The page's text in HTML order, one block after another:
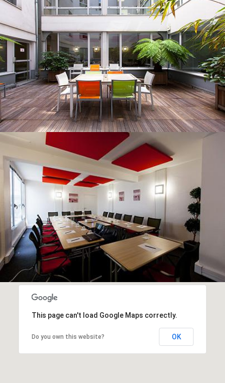
This page can't load Google Maps correctly.
Do you own this website? OK